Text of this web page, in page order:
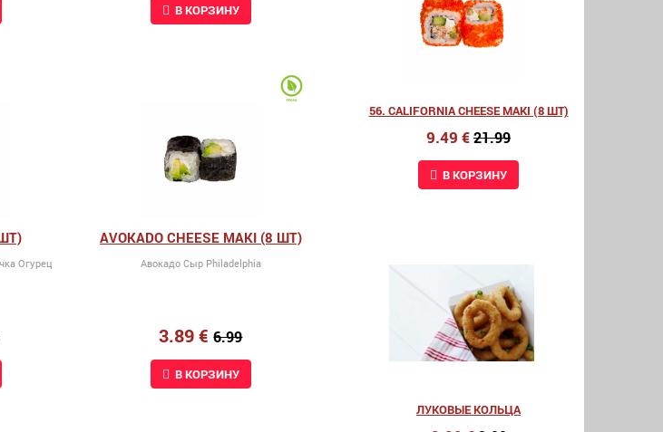
56. CALIFORNIA CHEESE MAKI (8 ШТ)
9.49 €21.99
В КОРЗИНУ
ЛУКОВЫЕ КОЛЬЦА
В КОРЗИНУ
Огурец
AVOKADO CHEESE MAKI (8 ШТ)
Авокадо Сыр Philadelphia
3.89 €6.99
В КОРЗИНУ